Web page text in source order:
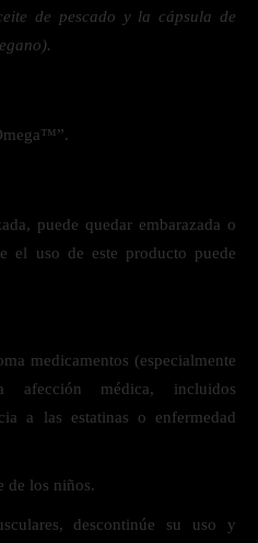
de pescado y la cápsula de
puede quedar embarazada o
el uso de este producto puede
medicamentos (especialmente
afección médica, incluidos
a las estatinas o enfermedad
de los niños.
descontinúe su uso y